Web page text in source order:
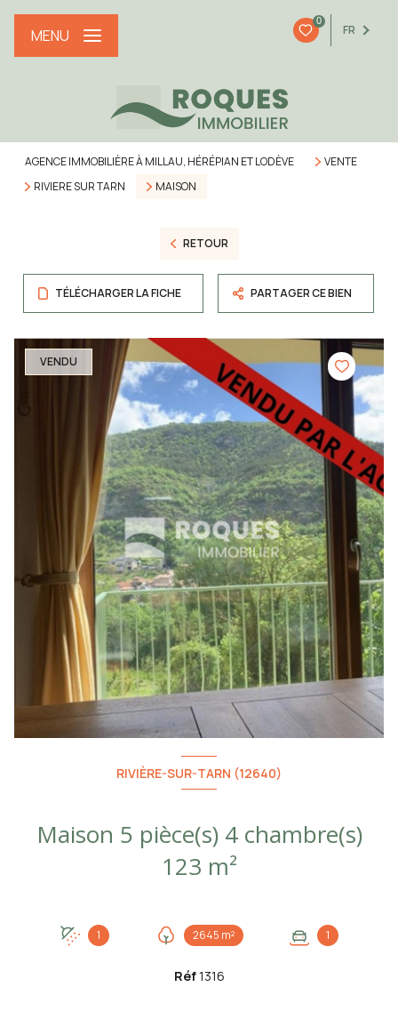
0
FR
MENU
AGENCE IMMOBILIÈRE À MILLAU, HÉRÉPIAN ET LODÈVE
VENTE
RIVIERE SUR TARN
MAISON
RETOUR
TÉLÉCHARGER LA FICHE PARTAGER CE BIEN
VENDU
RIVIÈRE-SUR-TARN (12640)
Maison 5 pièce(s) 4 chambre(s)
123 m²
1 2645 m² 1
Réf1316